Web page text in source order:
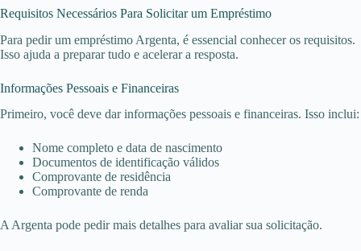
Requisitos Necessários Para Solicitar um Empréstimo
Para pedir um empréstimo Argenta, é essencial conhecer os requisitos.
Isso ajuda a preparar tudo e acelerar a resposta.
Informações Pessoais e Financeiras
Primeiro, você deve dar informações pessoais e financeiras. Isso inclui:
Nome completo e data de nascimento
Documentos de identificação válidos
Comprovante de residência
Comprovante de renda
A Argenta pode pedir mais detalhes para avaliar sua solicitação.